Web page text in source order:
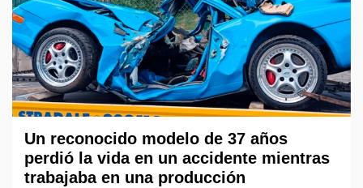
Un reconocido modelo de 37 años
perdió la vida en un accidente mientras
trabajaba en una producción